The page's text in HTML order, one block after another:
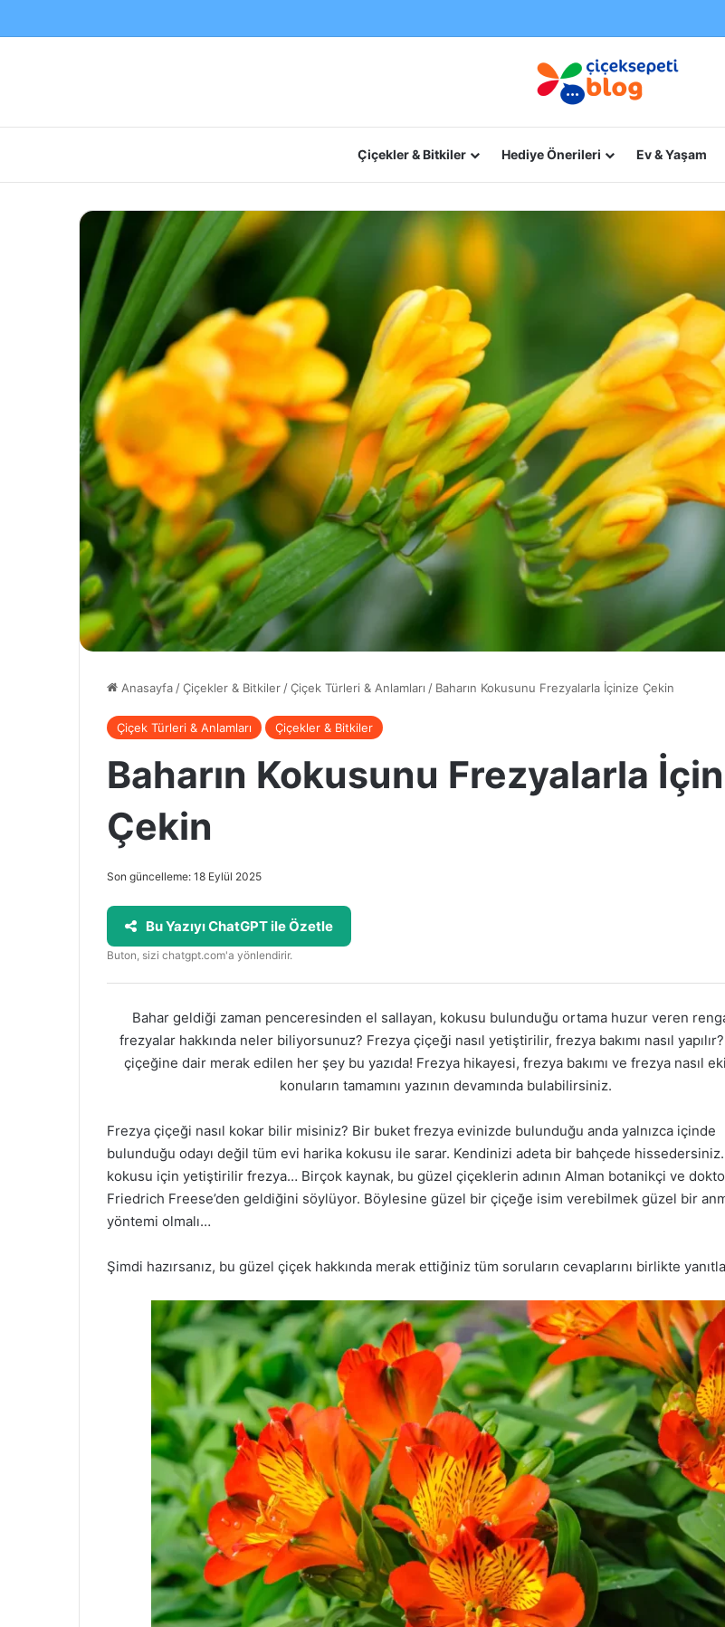
Çiçekler & Bitkiler Hediye Önerileri Ev & Yaşam
Anasayfa /Çiçekler & Bitkiler /Çiçek Türleri & Anlamları / Baharın Kokusunu Frezyalarla İçinize Çekin
Çiçek Türleri & Anlamları Çiçekler & Bitkiler
Baharın Kokusunu Frezyalarla
Çekin
Son güncelleme: 18 Eylül 2025
Bu Yazıyı ChatGPT ile Özetle
Buton, sizi chatgpt.com'a yönlendirir.
Bahar geldiği zaman penceresinden el sallayan, kokusu bulunduğu ortama huzur veren
frezyalar hakkında neler biliyorsunuz? Frezya çiçeği nasıl yetiştirilir, frezya bakımı nasıl
çiçeğine dair merak edilen her şey bu yazıda! Frezya hikayesi, frezya bakımı ve frezya nasıl
konuların tamamını yazının devamında bulabilirsiniz.
Frezya çiçeği nasıl kokar bilir misiniz? Bir buket frezya evinizde bulunduğu anda yalnızca içinde
bulunduğu odayı değil tüm evi harika kokusu ile sarar. Kendinizi adeta bir bahçede
kokusu için yetiştirilir frezya… Birçok kaynak, bu güzel çiçeklerin adının Alman botanikçi ve
Friedrich Freese’den geldiğini söylüyor. Böylesine güzel bir çiçeğe isim verebilmek güzel bir
yöntemi olmalı…
Şimdi hazırsanız, bu güzel çiçek hakkında merak ettiğiniz tüm soruların cevaplarını birlikte